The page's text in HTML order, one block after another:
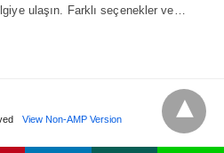
ulaşın. Farklı seçenekler ve…
View Non-AMP Version